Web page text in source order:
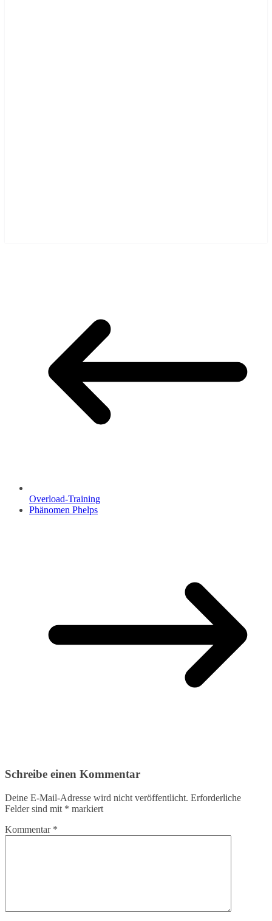
Overload-Training
Phänomen Phelps
Schreibe einen Kommentar
Deine E-Mail-Adresse wird nicht veröffentlicht. Erforderliche
Felder sind mit * markiert
Kommentar *